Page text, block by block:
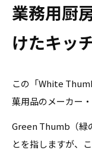
業務用厨
けたキッ
この「White
菓用品のメーカー
Green Thumb（緑
とを指しますが、